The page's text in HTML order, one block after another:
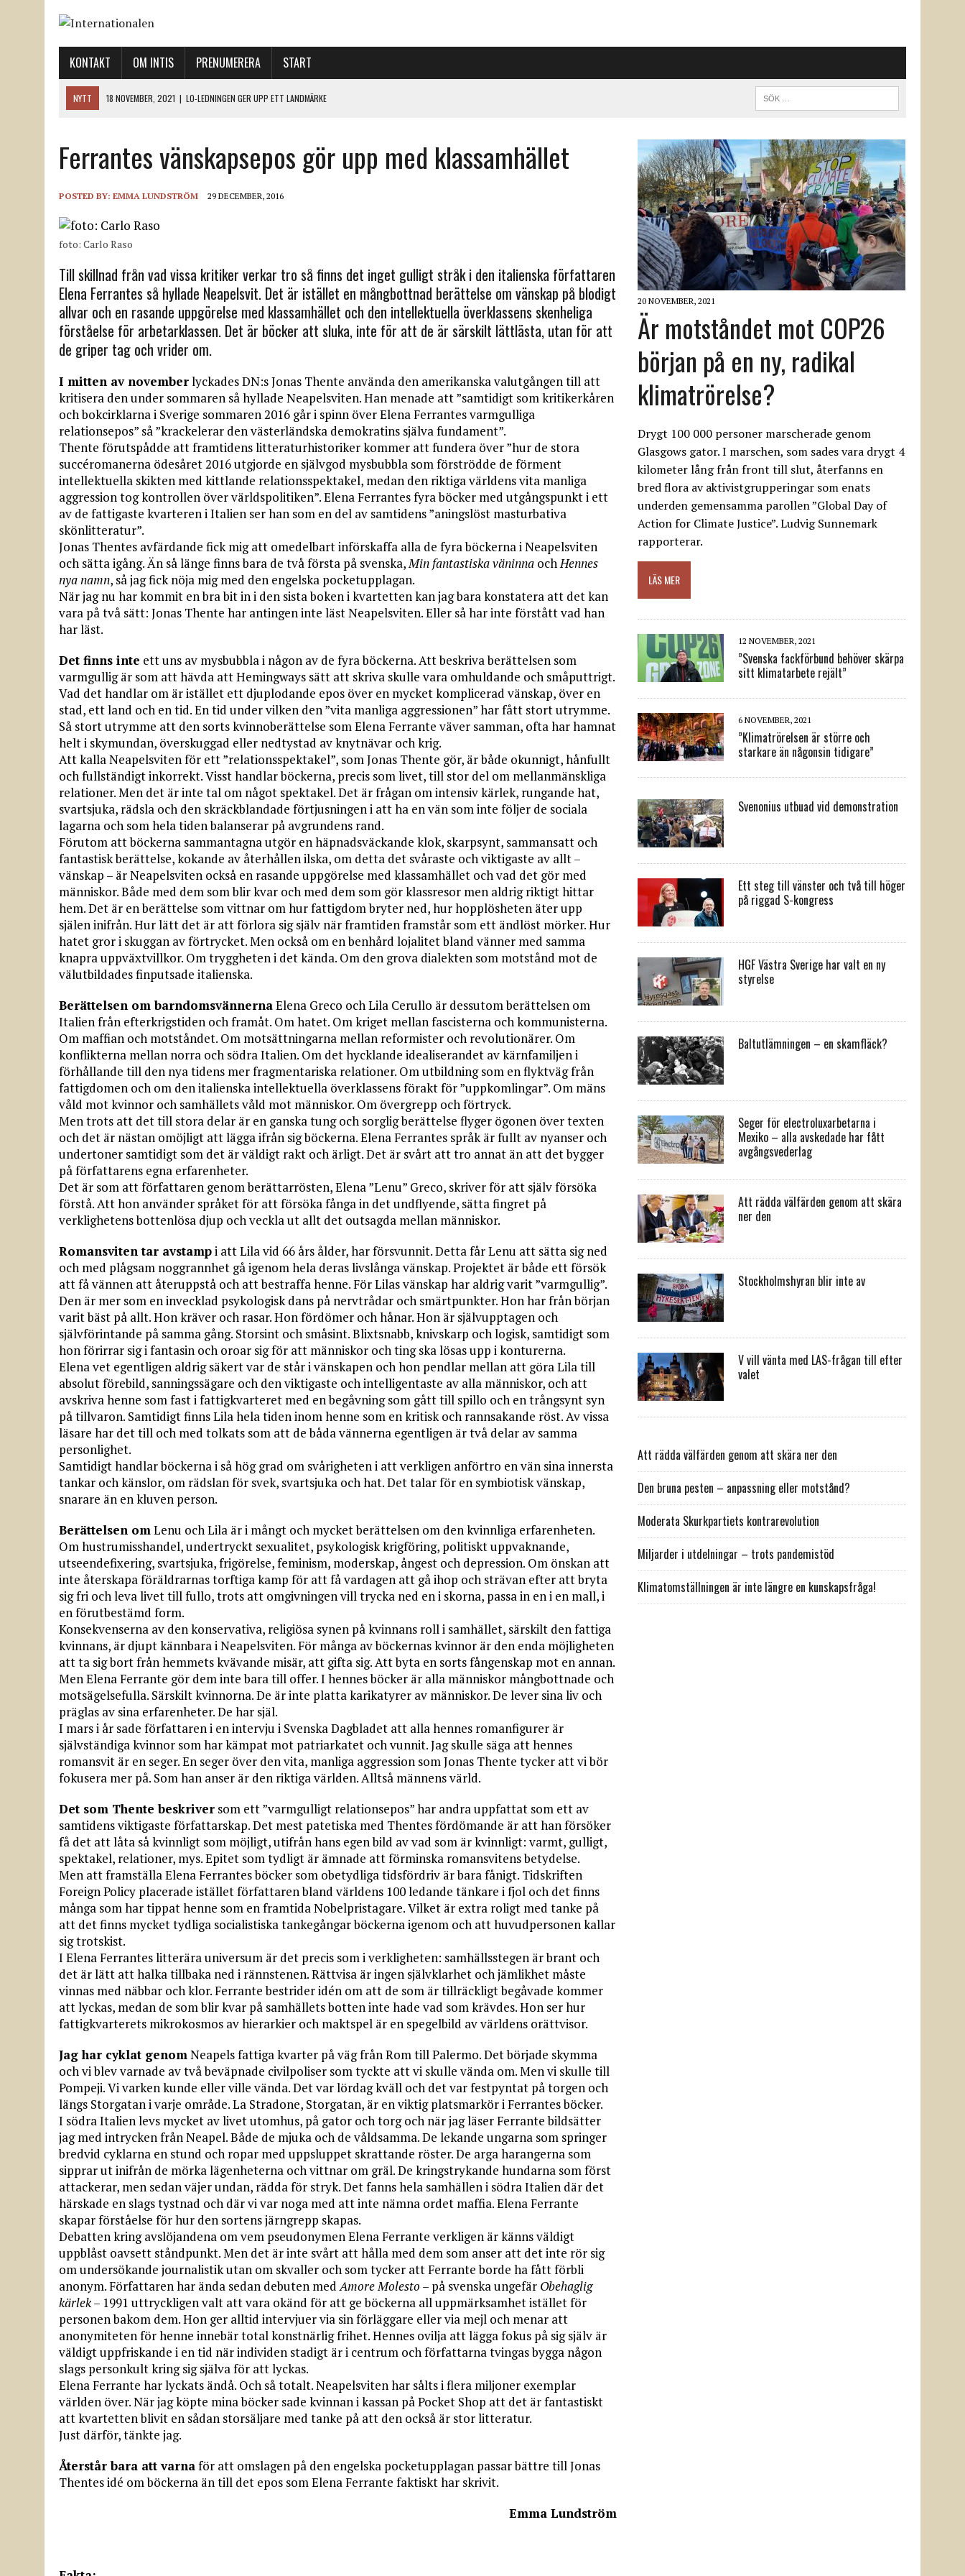
KONTAKT OM INTIS PRENUMERERA START
NYTT 18 NOVEMBER, 2021 | LO-LEDNINGEN GER UPP ETT LANDMÄRKE
12 NOVEMBER, 2021
NÄR DE DÖDA TAR SIG RÖST
12 NOVEMBER, 2021 |
”SVENSKA FACKFÖRBUND BEHÖVER SKÄRPA SITT KLIMATARBETE REJÄLT”
18 NOVEMBER, 2021
| SVENONIUS UTBUAD VID DEMONSTRATION
Ferrantes vänskapsepos gör upp med klassamhället
POSTED BY: EMMA LUNDSTRÖM 29 DECEMBER, 2016
foto: Carlo Raso
Till skillnad från vad vissa kritiker verkar tro så finns det inget gulligt stråk i den italienska författaren
Elena Ferrantes så hyllade Neapelsvit. Det är istället en mångbottnad berättelse om vänskap på blodigt
allvar och en rasande uppgörelse med klassamhället och den intellektuella överklassens skenheliga
förståelse för arbetarklassen. Det är böcker att sluka, inte för att de är särskilt lättlästa, utan för att
de griper tag och vrider om.
I mitten av novemberlyckades DN:s Jonas Thente använda den amerikanska valutgången till att
kritisera den under sommaren så hyllade Neapelsviten. Han menade att ”samtidigt som kritikerkåren
och bokcirklarna i Sverige sommaren 2016 går i spinn över Elena Ferrantes varmgulliga
relationsepos” så ”krackelerar den västerländska demokratins själva fundament”.
Thente förutspådde att framtidens litteraturhistoriker kommer att fundera över ”hur de stora
succéromanerna ödesåret 2016 utgjorde en självgod mysbubbla som förströdde de förment
intellektuella skikten med kittlande relationsspektakel, medan den riktiga världens vita manliga
aggression tog kontrollen över världspolitiken”. Elena Ferrantes fyra böcker med utgångspunkt i ett
av de fattigaste kvarteren i Italien ser han som en del av samtidens ”aningslöst masturbativa
skönlitteratur”.
Jonas Thentes avfärdande fick mig att omedelbart införskaffa alla de fyra böckerna i Neapelsviten
och sätta igång. Än så länge finns bara de två första på svenska,Min fantastiska väninna ochHennes
nya namn, så jag fick nöja mig med den engelska pocketupplagan.
När jag nu har kommit en bra bit in i den sista boken i kvartetten kan jag bara konstatera att det kan
vara på två sätt: Jonas Thente har antingen inte läst Neapelsviten. Eller så har inte förstått vad han
har läst.
Det finns inte ett uns av mysbubbla i någon av de fyra böckerna. Att beskriva berättelsen som
varmgullig är som att hävda att Hemingways sätt att skriva skulle vara omhuldande och småputtrigt.
Vad det handlar om är istället ett djuplodande epos över en mycket komplicerad vänskap, över en
stad, ett land och en tid. En tid under vilken den ”vita manliga aggressionen” har fått stort utrymme.
Så stort utrymme att den sorts kvinnoberättelse som Elena Ferrante väver samman, ofta har hamnat
helt i skymundan, överskuggad eller nedtystad av knytnävar och krig.
Att kalla Neapelsviten för ett ”relationsspektakel”, som Jonas Thente gör, är både okunnigt, hånfullt
och fullständigt inkorrekt. Visst handlar böckerna, precis som livet, till stor del om mellanmänskliga
relationer. Men det är inte tal om något spektakel. Det är frågan om intensiv kärlek, rungande hat,
svartsjuka, rädsla och den skräckblandade förtjusningen i att ha en vän som inte följer de sociala
lagarna och som hela tiden balanserar på avgrundens rand.
Förutom att böckerna sammantagna utgör en häpnadsväckande klok, skarpsynt, sammansatt och
fantastisk berättelse, kokande av återhållen ilska, om detta det svåraste och viktigaste av allt –
vänskap – är Neapelsviten också en rasande uppgörelse med klassamhället och vad det gör med
människor. Både med dem som blir kvar och med dem som gör klassresor men aldrig riktigt hittar
hem. Det är en berättelse som vittnar om hur fattigdom bryter ned, hur hopplösheten äter upp
själen inifrån. Hur lätt det är att förlora sig själv när framtiden framstår som ett ändlöst mörker. Hur
hatet gror i skuggan av förtrycket. Men också om en benhård lojalitet bland vänner med samma
knapra uppväxtvillkor. Om tryggheten i det kända. Om den grova dialekten som motstånd mot de
välutbildades finputsade italienska.
Berättelsen om barndomsvännernaElena Greco och Lila Cerullo är dessutom berättelsen om
Italien från efterkrigstiden och framåt. Om hatet. Om kriget mellan fascisterna och kommunisterna.
Om maffian och motståndet. Om motsättningarna mellan reformister och revolutionärer. Om
konflikterna mellan norra och södra Italien. Om det hycklande idealiserandet av kärnfamiljen i
förhållande till den nya tidens mer fragmentariska relationer. Om utbildning som en flyktväg från
fattigdomen och om den italienska intellektuella överklassens förakt för ”uppkomlingar”. Om mäns
våld mot kvinnor och samhällets våld mot människor. Om övergrepp och förtryck.
Men trots att det till stora delar är en ganska tung och sorglig berättelse flyger ögonen över texten
och det är nästan omöjligt att lägga ifrån sig böckerna. Elena Ferrantes språk är fullt av nyanser och
undertoner samtidigt som det är väldigt rakt och ärligt. Det är svårt att tro annat än att det bygger
på författarens egna erfarenheter.
Det är som att författaren genom berättarrösten, Elena ”Lenu” Greco, skriver för att själv försöka
förstå. Att hon använder språket för att försöka fånga in det undflyende, sätta fingret på
verklighetens bottenlösa djup och veckla ut allt det outsagda mellan människor.
Romansviten tar avstampi att Lila vid 66 års ålder, har försvunnit. Detta får Lenu att sätta sig ned
och med plågsam noggrannhet gå igenom hela deras livslånga vänskap. Projektet är både ett försök
att få vännen att återuppstå och att bestraffa henne. För Lilas vänskap har aldrig varit ”varmgullig”.
Den är mer som en invecklad psykologisk dans på nervtrådar och smärtpunkter. Hon har från början
varit bäst på allt. Hon kräver och rasar. Hon fördömer och hånar. Hon är självupptagen och
självförintande på samma gång. Storsint och småsint. Blixtsnabb, knivskarp och logisk, samtidigt som
hon förirrar sig i fantasin och oroar sig för att människor och ting ska lösas upp i konturerna.
Elena vet egentligen aldrig säkert var de står i vänskapen och hon pendlar mellan att göra Lila till
absolut förebild, sanningssägare och den viktigaste och intelligentaste av alla människor, och att
avskriva henne som fast i fattigkvarteret med en begåvning som gått till spillo och en trångsynt syn
på tillvaron. Samtidigt finns Lila hela tiden inom henne som en kritisk och rannsakande röst. Av vissa
läsare har det till och med tolkats som att de båda vännerna egentligen är två delar av samma
personlighet.
Samtidigt handlar böckerna i så hög grad om svårigheten i att verkligen anförtro en vän sina innersta
tankar och känslor, om rädslan för svek, svartsjuka och hat. Det talar för en symbiotisk vänskap,
snarare än en kluven person.
Berättelsen omLenu och Lila är i mångt och mycket berättelsen om den kvinnliga erfarenheten.
Om hustrumisshandel, undertryckt sexualitet, psykologisk krigföring, politiskt uppvaknande,
utseendefixering, svartsjuka, frigörelse, feminism, moderskap, ångest och depression. Om önskan att
inte återskapa föräldrarnas torftiga kamp för att få vardagen att gå ihop och strävan efter att bryta
sig fri och leva livet till fullo, trots att omgivningen vill trycka ned en i skorna, passa in en i en mall, i
en förutbestämd form.
Konsekvenserna av den konservativa, religiösa synen på kvinnans roll i samhället, särskilt den fattiga
kvinnans, är djupt kännbara i Neapelsviten. För många av böckernas kvinnor är den enda möjligheten
att ta sig bort från hemmets kvävande misär, att gifta sig. Att byta en sorts fångenskap mot en annan.
Men Elena Ferrante gör dem inte bara till offer. I hennes böcker är alla människor mångbottnade och
motsägelsefulla. Särskilt kvinnorna. De är inte platta karikatyrer av människor. De lever sina liv och
präglas av sina erfarenheter. De har själ.
I mars i år sade författaren i en intervju i Svenska Dagbladet att alla hennes romanfigurer är
självständiga kvinnor som har kämpat mot patriarkatet och vunnit. Jag skulle säga att hennes
romansvit är en seger. En seger över den vita, manliga aggression som Jonas Thente tycker att vi bör
fokusera mer på. Som han anser är den riktiga världen. Alltså männens värld.
Det som Thente beskriver som ett ”varmgulligt relationsepos” har andra uppfattat som ett av
samtidens viktigaste författarskap. Det mest patetiska med Thentes fördömande är att han försöker
få det att låta så kvinnligt som möjligt, utifrån hans egen bild av vad som är kvinnligt: varmt, gulligt,
spektakel, relationer, mys. Epitet som tydligt är ämnade att förminska romansvitens betydelse.
Men att framställa Elena Ferrantes böcker som obetydliga tidsfördriv är bara fånigt. Tidskriften
Foreign Policy placerade istället författaren bland världens 100 ledande tänkare i fjol och det finns
många som har tippat henne som en framtida Nobelpristagare. Vilket är extra roligt med tanke på
att det finns mycket tydliga socialistiska tankegångar böckerna igenom och att huvudpersonen kallar
sig trotskist.
I Elena Ferrantes litterära universum är det precis som i verkligheten: samhällsstegen är brant och
det är lätt att halka tillbaka ned i rännstenen. Rättvisa är ingen självklarhet och jämlikhet måste
vinnas med näbbar och klor. Ferrante bestrider idén om att de som är tillräckligt begåvade kommer
att lyckas, medan de som blir kvar på samhällets botten inte hade vad som krävdes. Hon ser hur
fattigkvarterets mikrokosmos av hierarkier och maktspel är en spegelbild av världens orättvisor.
Jag har cyklat genomNeapels fattiga kvarter på väg från Rom till Palermo. Det började skymma
och vi blev varnade av två beväpnade civilpoliser som tyckte att vi skulle vända om. Men vi skulle till
Pompeji. Vi varken kunde eller ville vända. Det var lördag kväll och det var festpyntat på torgen och
längs Storgatan i varje område. La Stradone, Storgatan, är en viktig platsmarkör i Ferrantes böcker.
I södra Italien levs mycket av livet utomhus, på gator och torg och när jag läser Ferrante bildsätter
jag med intrycken från Neapel. Både de mjuka och de våldsamma. De lekande ungarna som springer
bredvid cyklarna en stund och ropar med uppsluppet skrattande röster. De arga harangerna som
sipprar ut inifrån de mörka lägenheterna och vittnar om gräl. De kringstrykande hundarna som först
attackerar, men sedan väjer undan, rädda för stryk. Det fanns hela samhällen i södra Italien där det
härskade en slags tystnad och där vi var noga med att inte nämna ordet maffia. Elena Ferrante
skapar förståelse för hur den sortens järngrepp skapas.
Debatten kring avslöjandena om vem pseudonymen Elena Ferrante verkligen är känns väldigt
uppblåst oavsett ståndpunkt. Men det är inte svårt att hålla med dem som anser att det inte rör sig
om undersökande journalistik utan om skvaller och som tycker att Ferrante borde ha fått förbli
anonym. Författaren har ända sedan debuten medAmore Molesto – på svenska ungefär Obehaglig
kärlek– 1991 uttryckligen valt att vara okänd för att ge böckerna all uppmärksamhet istället för
personen bakom dem. Hon ger alltid intervjuer via sin förläggare eller via mejl och menar att
anonymiteten för henne innebär total konstnärlig frihet. Hennes ovilja att lägga fokus på sig själv är
väldigt uppfriskande i en tid när individen stadigt är i centrum och författarna tvingas bygga någon
slags personkult kring sig själva för att lyckas.
Elena Ferrante har lyckats ändå. Och så totalt. Neapelsviten har sålts i flera miljoner exemplar
världen över. När jag köpte mina böcker sade kvinnan i kassan på Pocket Shop att det är fantastiskt
att kvartetten blivit en sådan storsäljare med tanke på att den också är stor litteratur.
Just därför, tänkte jag.
Återstår bara att varnaför att omslagen på den engelska pocketupplagan passar bättre till Jonas
Thentes idé om böckerna än till det epos som Elena Ferrante faktiskt har skrivit.
Emma Lundström
20 NOVEMBER, 2021
Är motståndet mot COP26
början på en ny, radikal
klimatrörelse?
Drygt 100 000 personer marscherade genom
Glasgows gator. I marschen, som sades vara drygt 4
kilometer lång från front till slut, återfanns en
bred flora av aktivistgrupperingar som enats
underden gemensamma parollen ”Global Day of
Action for Climate Justice”. Ludvig Sunnemark
rapporterar.
LÄS MER
12 NOVEMBER, 2021
”Svenska fackförbund behöver skärpa
sitt klimatarbete rejält”
6 NOVEMBER, 2021
”Klimatrörelsen är större och
starkare än någonsin tidigare”
Svenonius utbuad vid demonstration
Ett steg till vänster och två till höger
på riggad S-kongress
HGF Västra Sverige har valt en ny
styrelse
Baltutlämningen – en skamfläck?
Seger för electroluxarbetarna i
Mexiko – alla avskedade har fått
avgångsvederlag
Att rädda välfärden genom att skära
ner den
Stockholmshyran blir inte av
V vill vänta med LAS-frågan till efter
valet
Att rädda välfärden genom att skära ner den
Den bruna pesten – anpassning eller motstånd?
Moderata Skurkpartiets kontrarevolution
Miljarder i utdelningar – trots pandemistöd
Klimatomställningen är inte längre en kunskapsfråga!